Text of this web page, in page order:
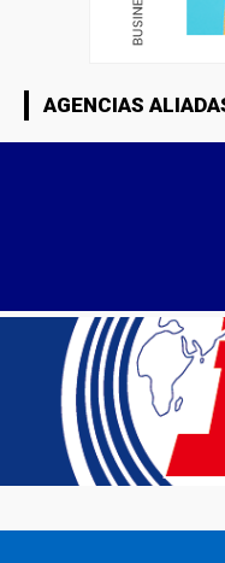
AGENCIAS